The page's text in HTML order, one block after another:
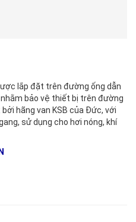
lắp đặt trên đường ống dẫn
bảo vệ thiết bị trên đường
hãng van KSB của Đức, với
sử dụng cho hơi nóng, khí